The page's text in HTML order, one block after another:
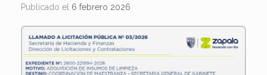
Publicado el 6 febrero 2026